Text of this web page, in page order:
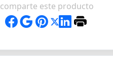
comparte este producto